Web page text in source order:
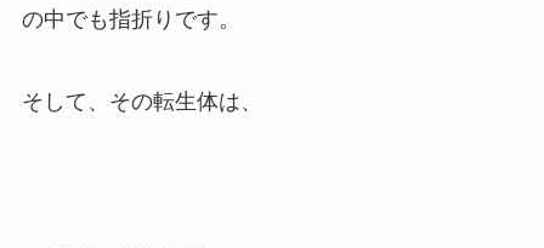
の中でも指折りです。
そして、その転生体は、